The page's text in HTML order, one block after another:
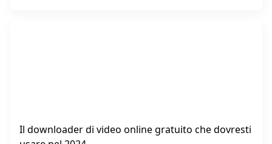
Il downloader di video online gratuito che dovresti